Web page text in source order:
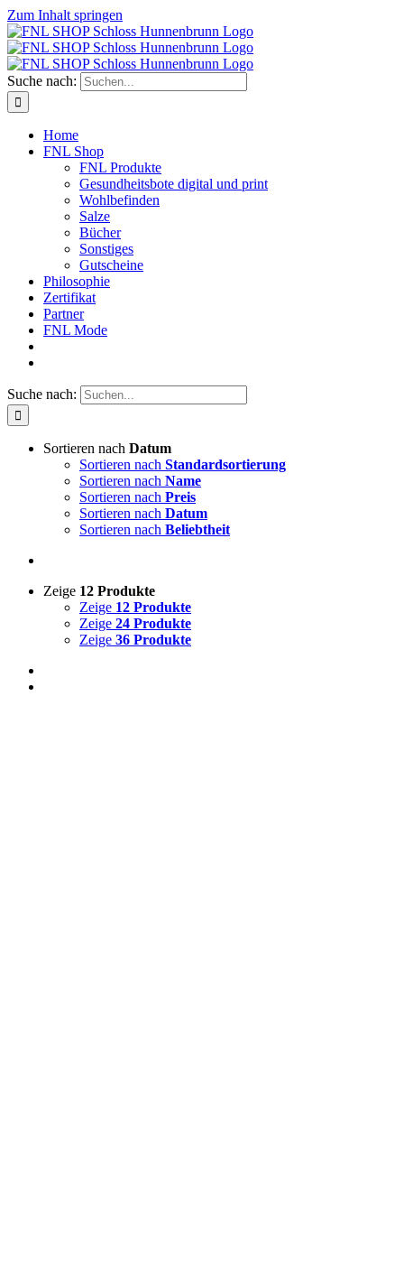
Zum Inhalt springen
Suche nach:
Home
FNL Shop
FNL Produkte
Gesundheitsbote digital und print
Wohlbefinden
Salze
Bücher
Sonstiges
Gutscheine
Philosophie
Zertifikat
Partner
FNL Mode
Suche nach:
Sortieren nach Datum
Sortieren nach Standardsortierung
Sortieren nach Name
Sortieren nach Preis
Sortieren nach Datum
Sortieren nach Beliebtheit
Zeige 12 Produkte
Zeige 12 Produkte
Zeige 24 Produkte
Zeige 36 Produkte